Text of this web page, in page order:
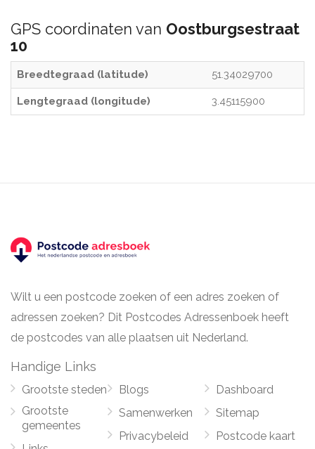
GPS coordinaten van Oostburgsestraat
10
Breedtegraad (latitude) 51.34029700
Lengtegraad (longitude) 3.45115900
Wilt u een postcode zoeken of een adres zoeken of
adressen zoeken? Dit Postcodes Adressenboek heeft
de postcodes van alle plaatsen uit Nederland.
Handige Links
Grootste steden
Grootste
gemeentes
Blogs
Samenwerken
Privacybeleid
Dashboard
Sitemap
Postcode kaart